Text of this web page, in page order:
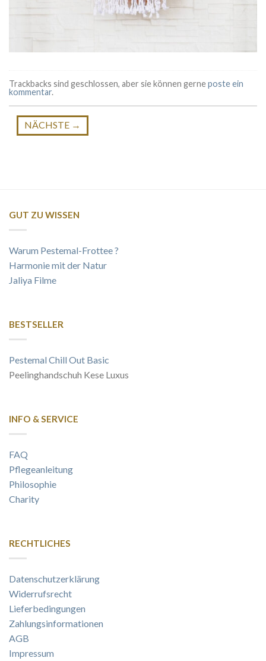
Trackbacks sind geschlossen, aber sie können gerneposte ein
kommentar.
NÄCHSTE →
GUT ZU WISSEN
Warum Pestemal-Frottee ?
Harmonie mit der Natur
Jaliya Filme
BESTSELLER
Pestemal Chill Out Basic
Peelinghandschuh Kese Luxus
INFO & SERVICE
FAQ
Pflegeanleitung
Philosophie
Charity
RECHTLICHES
Datenschutzerklärung
Widerrufsrecht
Lieferbedingungen
Zahlungsinformationen
AGB
Impressum